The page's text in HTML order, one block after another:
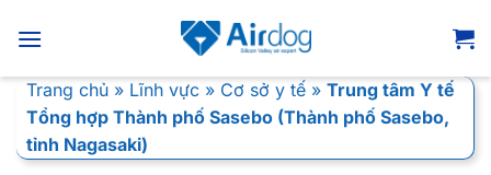
qua
dungTrang chủ » Lĩnh vực » Cơ sở y tế » Trung tâm Y tế
Tổng hợp Thành phố Sasebo (Thành phố Sasebo,
tỉnh Nagasaki)